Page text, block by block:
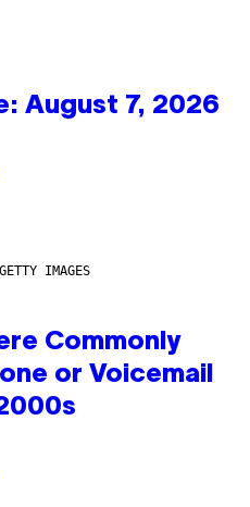
August 7, 2026
IMAGES
Commonly
or Voicemail